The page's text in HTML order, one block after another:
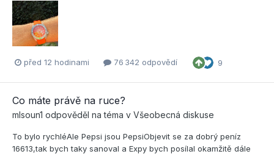
před 12 hodinami 76 342 odpovědí 9
Co máte právě na ruce?
mlsoun1 odpověděl na téma v Všeobecná diskuse
To bylo rychléAle Pepsi jsou PepsiObjevit se za dobrý peníz
16613,tak bych taky sanoval a Expy bych posílal okamžitě dále